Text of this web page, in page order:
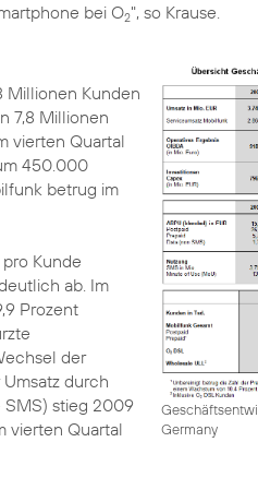
bei O2", so Krause.
Germany
Millionen Kunden
7,8 Millionen
vierten Quartal
450.000
betrug im
Kunde
ab. Im
Prozent
der
durch
SMS) stieg 2009
vierten Quartal